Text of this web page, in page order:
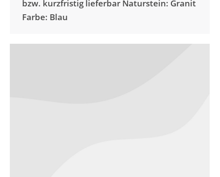
bzw. kurzfristig lieferbar Naturstein: Granit
Farbe: Blau